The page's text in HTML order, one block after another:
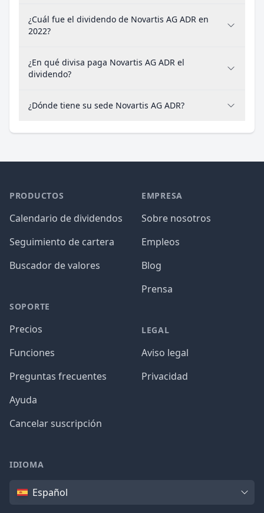
¿Cuál fue el dividendo de Novartis AG ADR en
2022?
¿En qué divisa paga Novartis AG ADR el
dividendo?
¿Dónde tiene su sede Novartis AG ADR?
PRODUCTOS
Calendario de dividendos
Seguimiento de cartera
Buscador de valores
SOPORTE
Precios
Funciones
Preguntas frecuentes
Ayuda
Cancelar suscripción
EMPRESA
Sobre nosotros
Empleos
Blog
Prensa
LEGAL
Aviso legal
Privacidad
IDIOMA
IdiomaEspañol